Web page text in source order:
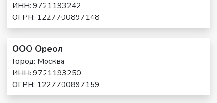
ИНН: 9721193242
ОГРН: 1227700897148
ООО Ореол
Город: Москва
ИНН: 9721193250
ОГРН: 1227700897159